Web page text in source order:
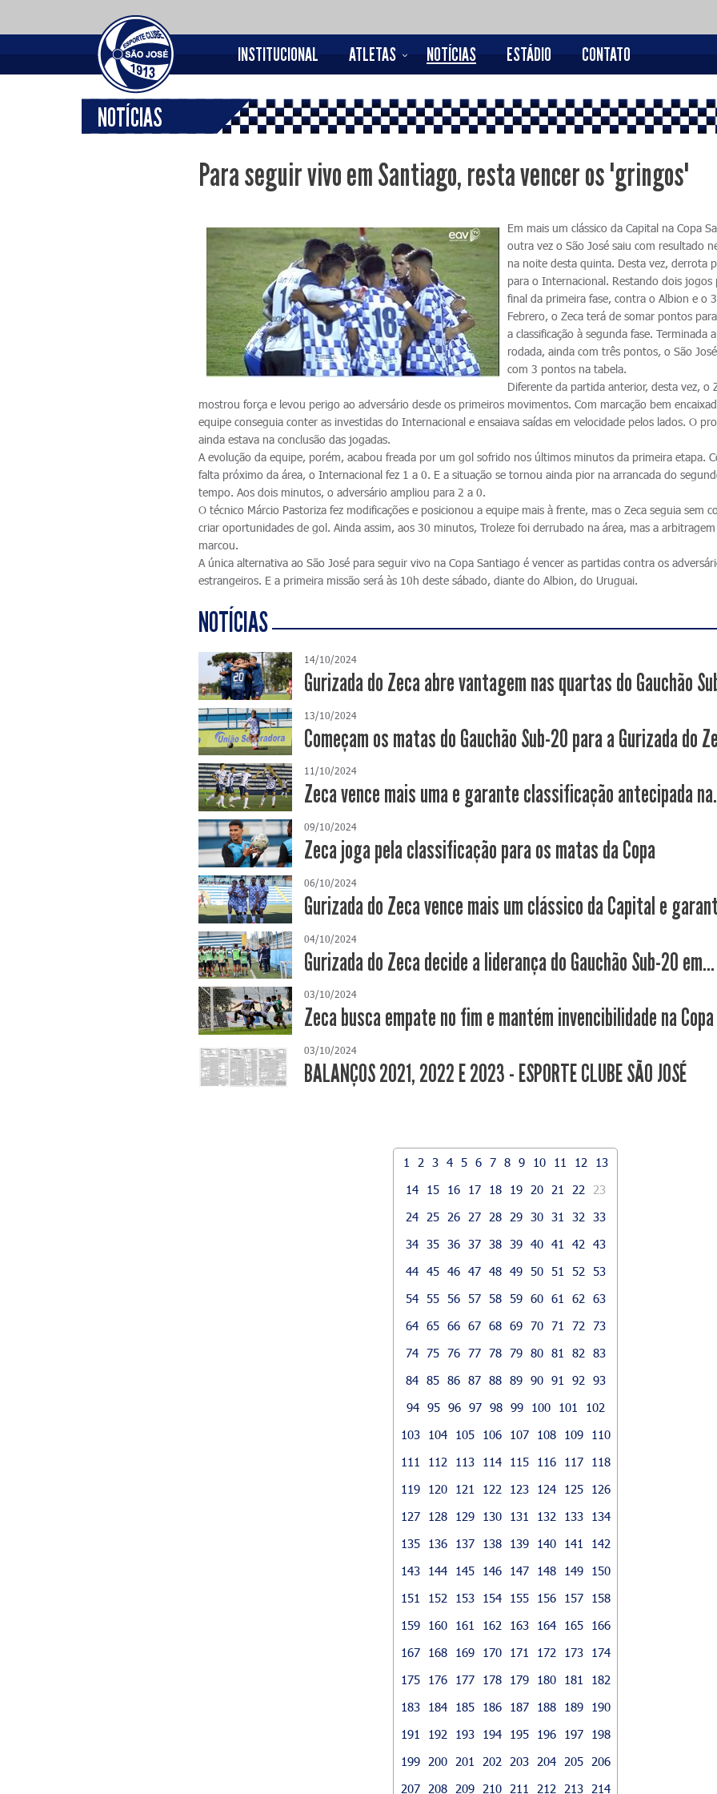
INSTITUCIONAL ATLETAS NOTÍCIAS ESTÁDIO CONTATO
NOTÍCIAS
Para seguir vivo em Santiago, resta vencer os "gringos"
Em mais um clássico da Capital na Copa
outra vez o São José saiu com resultado
na noite desta quinta. Desta vez, derrota
para o Internacional. Restando dois jogos
final da primeira fase, contra o Albion e o
Febrero, o Zeca terá de somar pontos
a classificação à segunda fase. Terminada
rodada, ainda com três pontos, o São
com 3 pontos na tabela.
Diferente da partida anterior, desta vez, o
mostrou força e levou perigo ao adversário desde os primeiros movimentos. Com marcação bem
equipe conseguia conter as investidas do Internacional e ensaiava saídas em velocidade pelos lados. O
ainda estava na conclusão das jogadas.
A evolução da equipe, porém, acabou freada por um gol sofrido nos últimos minutos da primeira etapa.
falta próximo da área, o Internacional fez 1 a 0. E a situação se tornou ainda pior na arrancada do
tempo. Aos dois minutos, o adversário ampliou para 2 a 0.
O técnico Márcio Pastoriza fez modificações e posicionou a equipe mais à frente, mas o Zeca seguia sem
criar oportunidades de gol. Ainda assim, aos 30 minutos, Troleze foi derrubado na área, mas a
marcou.
A única alternativa ao São José para seguir vivo na Copa Santiago é vencer as partidas contra os
estrangeiros. E a primeira missão será às 10h deste sábado, diante do Albion, do Uruguai.
NOTÍCIAS
14/10/2024
Gurizada do Zeca abre vantagem nas quartas do Gauchão
13/10/2024
Começam os matas do Gauchão Sub-20 para a Gurizada do
11/10/2024
Zeca vence mais uma e garante classificação antecipada
09/10/2024
Zeca joga pela classificação para os matas da Copa
06/10/2024
Gurizada do Zeca vence mais um clássico da Capital e
04/10/2024
Gurizada do Zeca decide a liderança do Gauchão Sub-20 em...
03/10/2024
Zeca busca empate no fim e mantém invencibilidade na Copa
03/10/2024
BALANÇOS 2021, 2022 E 2023 - ESPORTE CLUBE SÃO JOSÉ
1 2 3 4 5 6 7 8 9 10 11 12
13
14
15 16 17 18 19 20 21 22
23
24
25 26 27 28 29 30 31 32
33
34 35 36 37 38 39 40 41 42
43
44 45 46 47 48 49 50 51 52
53
54 55 56 57 58 59 60 61 62
63
64 65 66 67 68 69 70 71 72
73
74 75 76 77 78 79 80 81 82
83
84 85 86 87 88 89 90 91 92
93
94 95 96 97 98 99 100 101
102
103
104 105 106 107 108 109
110
111
112 113 114 115 116 117
118
119
120 121 122 123 124 125
126
127
128 129 130 131 132 133
134
135
136 137 138 139 140 141
142
143
144 145 146 147 148 149
150
151
152 153 154 155 156 157
158
159
160 161 162 163 164 165
166
167
168 169 170 171 172 173
174
175
176 177 178 179 180 181
182
183
184 185 186 187 188 189
190
191
192 193 194 195 196 197
198
199
200 201 202 203 204 205
206
207
208 209 210 211 212 213 214